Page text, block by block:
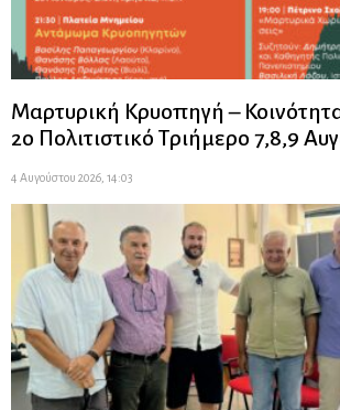
Μαρτυρική Κρυοπηγή –
2ο Πολιτιστικό Τριήμερο 7,8,9
4 Αυγούστου 2026, 14:03